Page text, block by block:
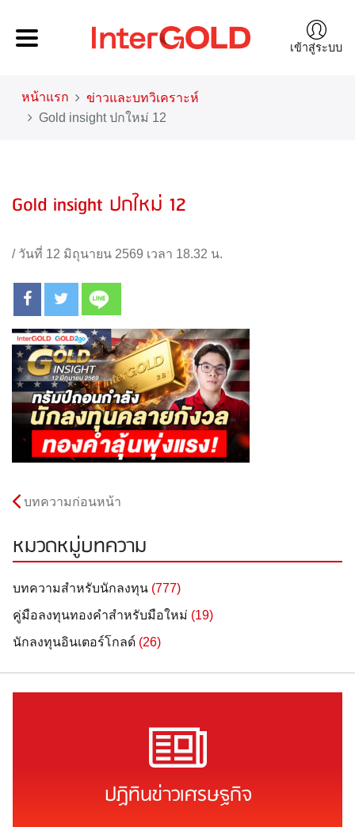
เข้าสู่ระบบ
หน้าแรก
ข่าวและบทวิเคราะห์
Gold insight ปกใหม่ 12
Gold insight ปกใหม่ 12
/ วันที่ 12 มิถุนายน 2569 เวลา 18.32 น.
บทความก่อนหน้า
หมวดหมู่บทความ
บทความสำหรับนักลงทุน (777)
คู่มือลงทุนทองคำสำหรับมือใหม่ (19)
นักลงทุนอินเตอร์โกลด์ (26)
ปฏิทินข่าวเศรษฐกิจ